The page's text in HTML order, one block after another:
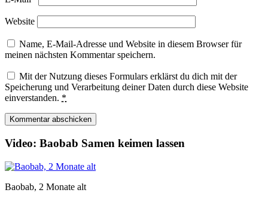
Website
Name, E-Mail-Adresse und Website in diesem Browser für
meinen nächsten Kommentar speichern.
Mit der Nutzung dieses Formulars erklärst du dich mit der
Speicherung und Verarbeitung deiner Daten durch diese Website
einverstanden. *
Video: Baobab Samen keimen lassen
Baobab, 2 Monate alt